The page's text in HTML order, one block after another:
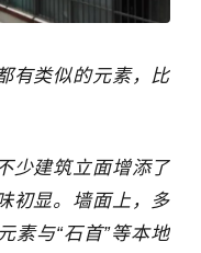
有类似的元素，比
少建筑立面增添了
初显。墙面上，多
素与“石首”等本地